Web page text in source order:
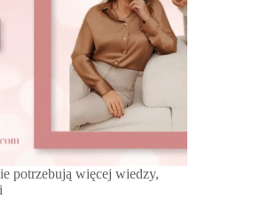
potrzebują więcej wiedzy,